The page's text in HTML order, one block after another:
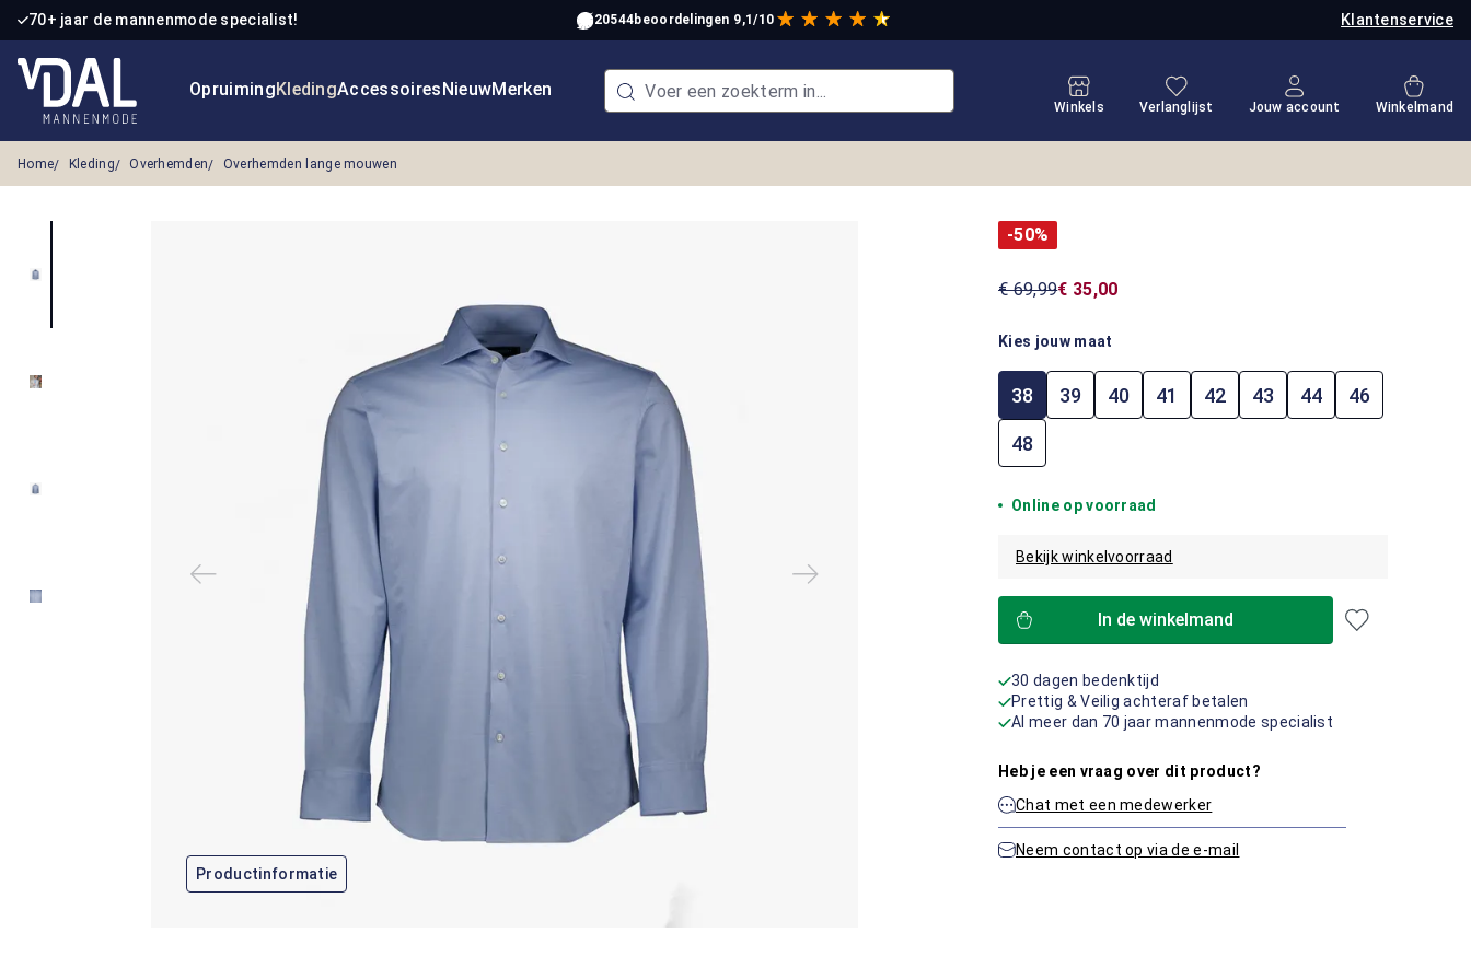
de hoofdinhoud
Ga naar de zoekopdracht
Ga naar de hoofdnavigatie
70+ jaar de mannenmode specialist! Klantenservice
20544beoordelingen 9,1/10
OpruimingKledingAccessoiresNieuwMerken
Winkels
Je hebt 0 items op je verlanglijstje
Verlanglijst Jouw account Winkelmand
Home Kleding Overhemden Overhemden lange mouwen
Productinformatie
-50%
€ 69,99€ 35,00
Kies jouw maat
38 39 40 41 42 43 44 46
48
Online op voorraad
Bekijk winkelvoorraad
In de winkelmand
30 dagen bedenktijd
Prettig & Veilig achteraf betalen
Al meer dan 70 jaar mannenmode specialist
Heb je een vraag over dit product?
Chat met een medewerker
Neem contact op via de e-mail